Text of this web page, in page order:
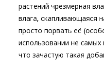
растений чрезмерная
влага, скапливающаяся
просто порвать её
использовании не
что зачастую такая